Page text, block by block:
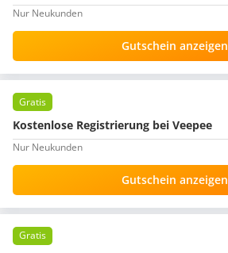
Nur Neukunden
Gutschein anzeigen
Gratis
Kostenlose Registrierung bei Veepee
Nur Neukunden
Gutschein anzeigen
Gratis